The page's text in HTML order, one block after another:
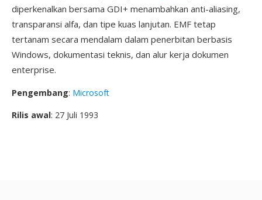
diperkenalkan bersama GDI+ menambahkan anti-aliasing,
transparansi alfa, dan tipe kuas lanjutan. EMF tetap
tertanam secara mendalam dalam penerbitan berbasis
Windows, dokumentasi teknis, dan alur kerja dokumen
enterprise.
Pengembang: Microsoft
Rilis awal: 27 Juli 1993